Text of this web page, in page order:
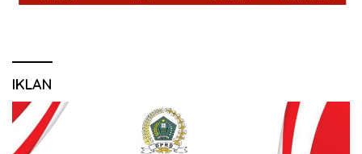
IKLAN